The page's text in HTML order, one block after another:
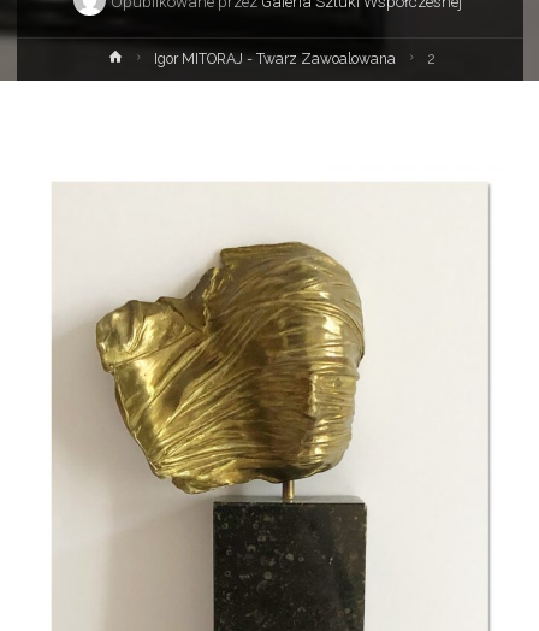
Strona
główna
Igor MITORAJ - Twarz Zawoalowana 2